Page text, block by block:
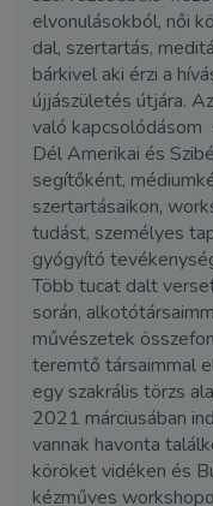
elvonulásokból, női
dal, szertartás,
bárkivel aki érzi a
újjászületés útjára.
való
Dél Amerikai és
segítőként,
szertartásaikon,
tudást, személyes
gyógyító
Több tucat dalt
során,
művészetek
teremtő társaimmal
egy szakrális törzs
2021 márciusában
vannak havonta
köröket vidéken és
kézműves